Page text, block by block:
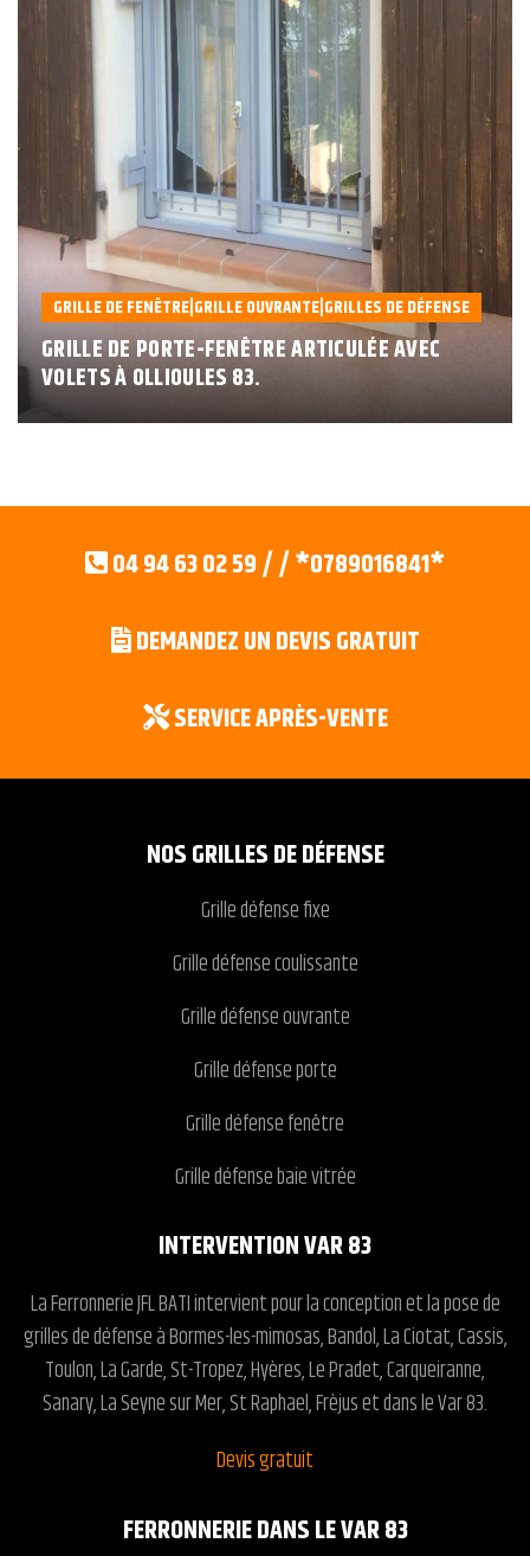
GRILLE DE FENÊTRE|GRILLE OUVRANTE|GRILLES DE DÉFENSE
GRILLE DE PORTE-FENÊTRE ARTICULÉE AVEC
VOLETS À OLLIOULES 83.
04 94 63 02 59 / / *0789016841*
DEMANDEZ UN DEVIS GRATUIT
SERVICE APRÈS-VENTE
NOS GRILLES DE DÉFENSE
Grille défense fixe
Grille défense coulissante
Grille défense ouvrante
Grille défense porte
Grille défense fenêtre
Grille défense baie vitrée
INTERVENTION VAR 83
La Ferronnerie JFL BATI intervient pour la conception et la pose de
grilles de défense à Bormes-les-mimosas, Bandol, La Ciotat, Cassis,
Toulon, La Garde, St-Tropez, Hyères, Le Pradet, Carqueiranne,
Sanary, La Seyne sur Mer, St Raphael, Frèjus et dans le Var 83.
Devis gratuit
FERRONNERIE DANS LE VAR 83